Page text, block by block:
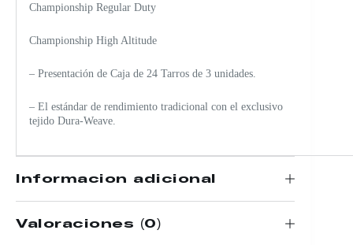
Championship Regular Duty
Championship High Altitude
– Presentación de Caja de 24 Tarros de 3 unidades.
– El estándar de rendimiento tradicional con el exclusivo
tejido Dura-Weave.
Información adicional
Valoraciones (0)